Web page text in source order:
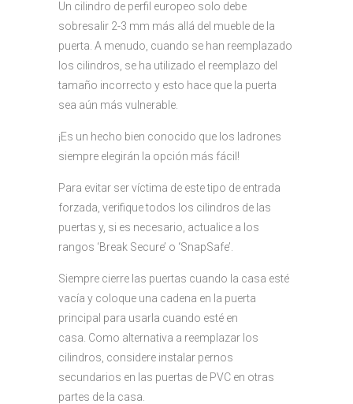
Un cilindro de perfil europeo solo debe
sobresalir 2-3 mm más allá del mueble de la
puerta. A menudo, cuando se han reemplazado
los cilindros, se ha utilizado el reemplazo del
tamaño incorrecto y esto hace que la puerta
sea aún más vulnerable.
¡Es un hecho bien conocido que los ladrones
siempre elegirán la opción más fácil!
Para evitar ser víctima de este tipo de entrada
forzada, verifique todos los cilindros de las
puertas y, si es necesario, actualice a los
rangos ‘Break Secure’ o ‘SnapSafe’.
Siempre cierre las puertas cuando la casa esté
vacía y coloque una cadena en la puerta
principal para usarla cuando esté en
casa. Como alternativa a reemplazar los
cilindros, considere instalar pernos
secundarios en las puertas de PVC en otras
partes de la casa.